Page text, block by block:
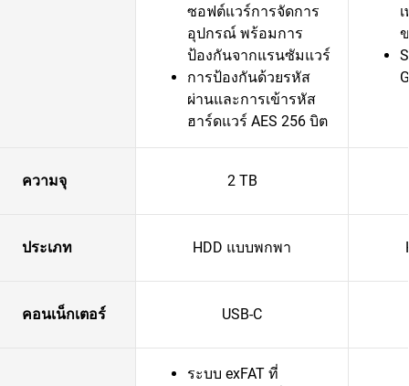
ซอฟต์แวร์การจัดการ
อุปกรณ์ พร้อมการ
ป้องกันจากแรนซัมแวร์
การป้องกันด้วยรหัส
ผ่านและการเข้ารหัส
ฮาร์ดแวร์ AES 256 บิต
ความจุ 2 TB
ประเภท HDD แบบพกพา
คอนเน็กเตอร์ USB-C
ระบบ exFAT ที่